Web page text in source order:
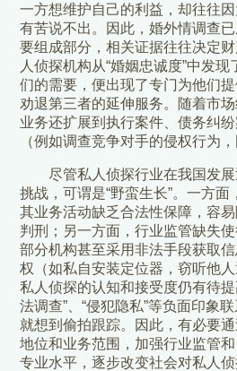
一方想维护自己的利益，却往往
有苦说不出。因此，婚外情调查
要组成部分，相关证据往往决定
人侦探机构从“婚姻忠诚度”中发
们的需要，便出现了专门为他们
劝退第三者的延伸服务。随着市
业务还扩展到执行案件、债务纠
（例如调查竞争对手的侵权行为
尽管私人侦探行业在我国发
挑战，可谓是“野蛮生长”。一方
其业务活动缺乏合法性保障，容
判刑；另一方面，行业监管缺失
部分机构甚至采用非法手段获取
权（如私自安装定位器，窃听他
私人侦探的认知和接受度仍有待
法调查”、“侵犯隐私”等负面印象
就想到偷拍跟踪。因此，有必要
地位和业务范围，加强行业监管
专业水平，逐步改变社会对私人